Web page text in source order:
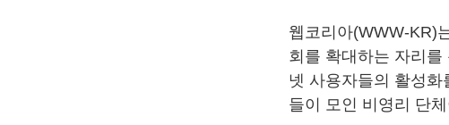
웹코리아(WWW-KR)
회를 확대하는 자리
넷 사용자들의 활성화
들이 모인 비영리 단